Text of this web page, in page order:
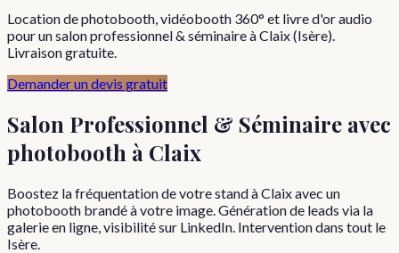
Location de photobooth, vidéobooth 360° et livre d'or audio
pour un salon professionnel & séminaire à Claix (Isère).
Livraison gratuite.
Demander un devis gratuit
Salon Professionnel & Séminaire avec
photobooth à Claix
Boostez la fréquentation de votre stand à Claix avec un
photobooth brandé à votre image. Génération de leads via la
galerie en ligne, visibilité sur LinkedIn. Intervention dans tout le
Isère.